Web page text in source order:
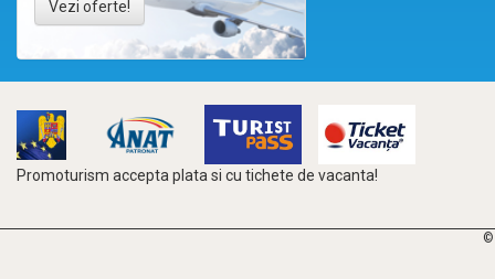
Vezi oferte!
Promoturism accepta plata si cu tichete de vacanta!
©